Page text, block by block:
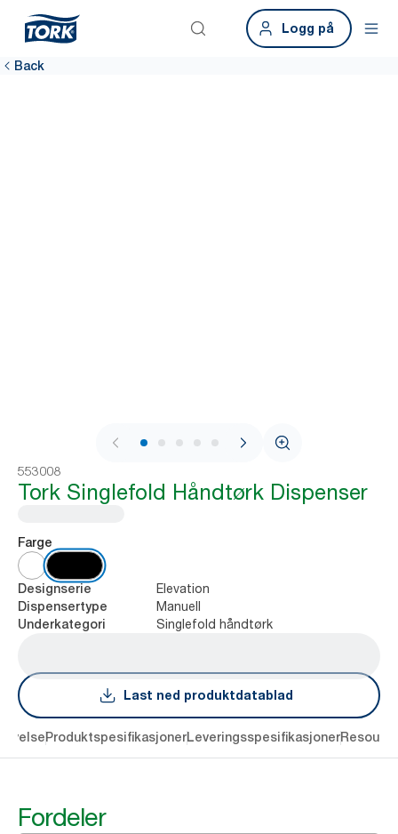
Logg på
Back
1 / 8
553008
Tork Singlefold Håndtørk Dispenser
Farge
Designserie Elevation
Dispensertype Manuell
Underkategori Singlefold håndtørk
Last ned produktdatablad
ProduktspesifikasjonerLeveringsspesifikasjoner
Fordeler